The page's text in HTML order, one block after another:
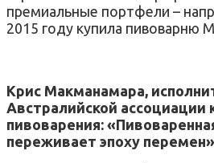
премиальные портфели –
2015 году купила пивоварню
Крис Макманамара,
Австралийской ассоциации
пивоварения:
переживает эпоху перемен»